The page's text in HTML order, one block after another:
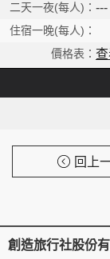
---
回上
創造旅行社股份